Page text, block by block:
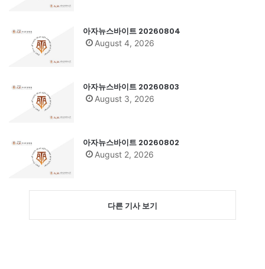
아자뉴스바이트 20260804
August 4, 2026
아자뉴스바이트 20260803
August 3, 2026
아자뉴스바이트 20260802
August 2, 2026
다른 기사 보기